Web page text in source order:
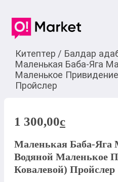
Китептер / Балдар
Маленькая Баба-Яга
Маленькое
Пройслер
1 300,00c
Маленькая Баба-Яга
Водяной Маленькое
Ковалевой) Пройслер